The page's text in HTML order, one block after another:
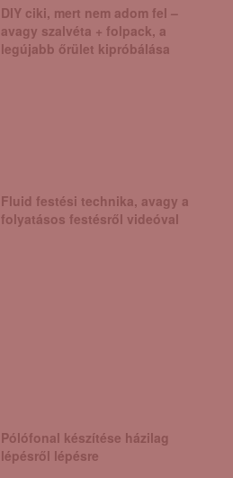
DIY ciki, mert nem adom fel –
avagy szalvéta + folpack, a
legújabb őrület kipróbálása
Fluid festési technika, avagy a
folyatásos festésről videóval
Pólófonal készítése házilag
lépésről lépésre